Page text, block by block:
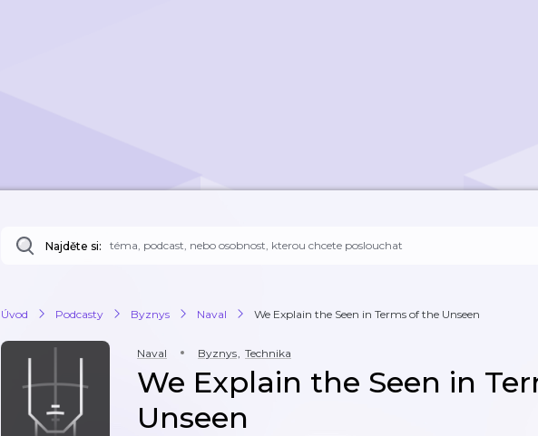
Najděte si:
Úvod Podcasty Byznys Naval We Explain the Seen in Terms of the Unseen
Naval Byznys, Technika
We Explain the Seen in
Unseen